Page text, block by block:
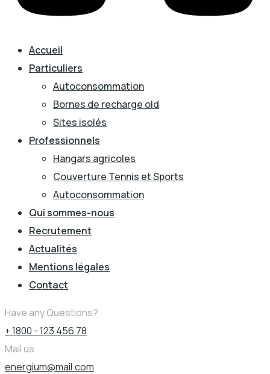
Accueil
Particuliers
Autoconsommation
Bornes de recharge old
Sites isolés
Professionnels
Hangars agricoles
Couverture Tennis et Sports
Autoconsommation
Qui sommes-nous
Recrutement
Actualités
Mentions légales
Contact
Have any Questions?
+ 1800 - 123 456 78
Mail us
energium@mail.com